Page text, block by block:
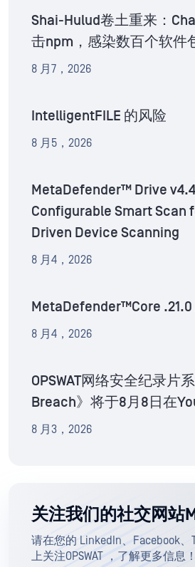
Shai-Hulud卷土重来：
击npm，感染数百个软件
8 月7，2026
IntelligentFILE 的风险
8 月5，2026
MetaDefender™ Drive
Configurable Smart Scan
Driven Device Scanning
8 月4，2026
MetaDefender™Core
8 月4，2026
OPSWAT网络安全纪录片
Breach》将于8月8日在
8 月3，2026
关注我们的社交网站
请在您的 LinkedIn、Facebook、
上关注OPSWAT ，了解更多信息！